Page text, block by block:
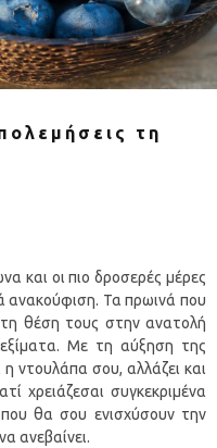
τη
και οι πιο δροσερές μέρες
ανακούφιση. Τα πρωινά που
θέση τους στην ανατολή
Με τη αύξηση της
ντουλάπα σου, αλλάζει και
χρειάζεσαι συγκεκριμένα
θα σου ενισχύσουν την
ανεβαίνει.